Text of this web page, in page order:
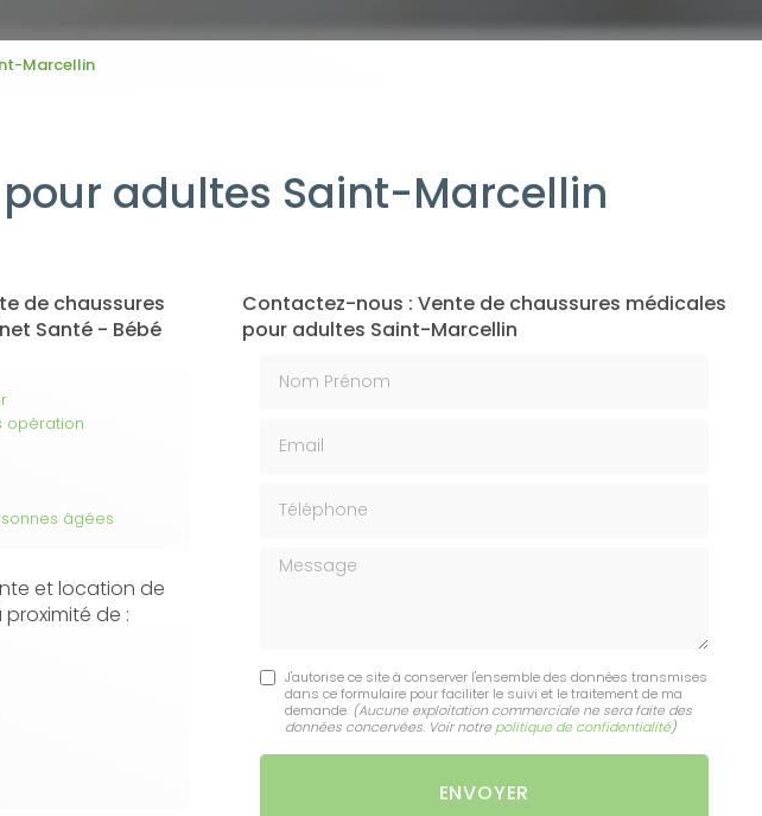
Marcellin
adultes Saint-Marcellin
de chaussures
Santé - Bébé
opération
âgées
et location de
de :
Contactez-nous : Vente de chaussures médicales
pour adultes Saint-Marcellin
Message
J'autorise ce site à conserver l'ensemble des données transmises
dans ce formulaire pour faciliter le suivi et le traitement de ma
demande. (Aucune exploitation commerciale ne sera faite des
données concervées. Voir notre politique de confidentialité)